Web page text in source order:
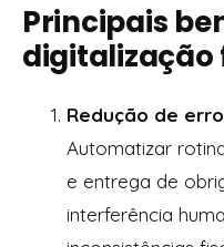
Principais
digitalização
Redução de
Automatizar
e entrega de
interferência